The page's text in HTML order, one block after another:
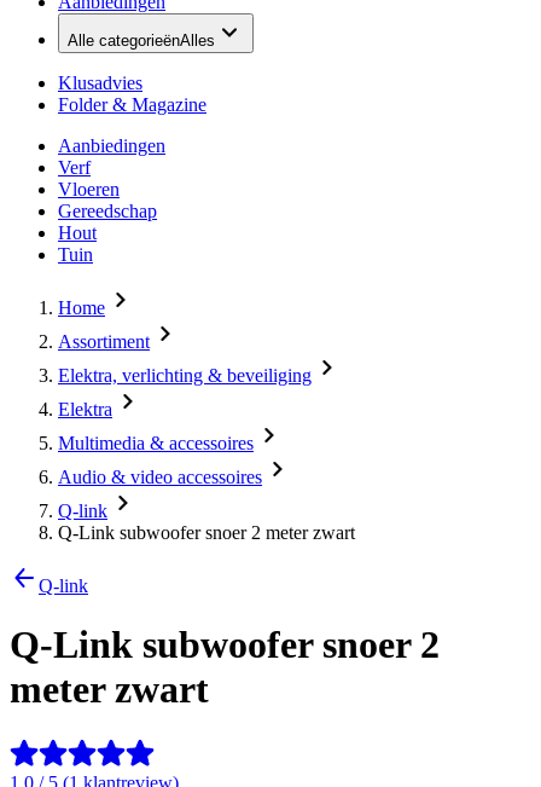
Alle categorieënAlles
Klusadvies
Folder & Magazine
Aanbiedingen
Verf
Vloeren
Gereedschap
Hout
Tuin
Home
Assortiment
Elektra, verlichting & beveiliging
Elektra
Multimedia & accessoires
Audio & video accessoires
Q-link
Q-Link subwoofer snoer 2 meter zwart
Q-link
Q-Link subwoofer snoer 2
meter zwart
1.0 / 5 (1 klantreview)